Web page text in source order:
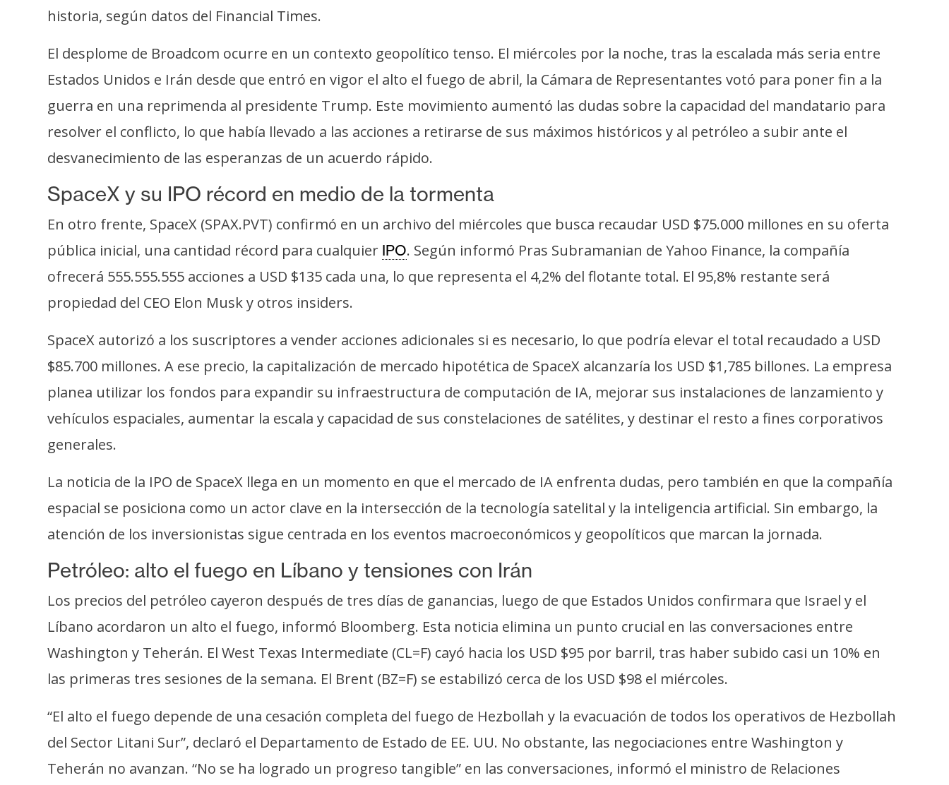
t
y
P
u
b
i
i
a
d
historia, según datos del Financial Times.
El desplome de Broadcom ocurre en un contexto geopolítico tenso. El miércoles por la noche, tras la escalada más seria entre
Estados Unidos e Irán desde que entró en vigor el alto el fuego de abril, la Cámara de Representantes votó para poner fin a la
guerra en una reprimenda al presidente Trump. Este movimiento aumentó las dudas sobre la capacidad del mandatario para
resolver el conflicto, lo que había llevado a las acciones a retirarse de sus máximos históricos y al petróleo a subir ante el
desvanecimiento de las esperanzas de un acuerdo rápido.
SpaceX y su IPO récord en medio de la tormenta
En otro frente, SpaceX (SPAX.PVT) confirmó en un archivo del miércoles que busca recaudar USD $75.000 millones en su oferta
pública inicial, una cantidad récord para cualquier IPO. Según informó Pras Subramanian de Yahoo Finance, la compañía
ofrecerá 555.555.555 acciones a USD $135 cada una, lo que representa el 4,2% del flotante total. El 95,8% restante será
propiedad del CEO Elon Musk y otros insiders.
SpaceX autorizó a los suscriptores a vender acciones adicionales si es necesario, lo que podría elevar el total recaudado a USD
$85.700 millones. A ese precio, la capitalización de mercado hipotética de SpaceX alcanzaría los USD $1,785 billones. La empresa
planea utilizar los fondos para expandir su infraestructura de computación de IA, mejorar sus instalaciones de lanzamiento y
vehículos espaciales, aumentar la escala y capacidad de sus constelaciones de satélites, y destinar el resto a fines corporativos
generales.
La noticia de la IPO de SpaceX llega en un momento en que el mercado de IA enfrenta dudas, pero también en que la compañía
espacial se posiciona como un actor clave en la intersección de la tecnología satelital y la inteligencia artificial. Sin embargo, la
atención de los inversionistas sigue centrada en los eventos macroeconómicos y geopolíticos que marcan la jornada.
Petróleo: alto el fuego en Líbano y tensiones con Irán
Los precios del petróleo cayeron después de tres días de ganancias, luego de que Estados Unidos confirmara que Israel y el
Líbano acordaron un alto el fuego, informó Bloomberg. Esta noticia elimina un punto crucial en las conversaciones entre
Washington y Teherán. El West Texas Intermediate (CL=F) cayó hacia los USD $95 por barril, tras haber subido casi un 10% en
las primeras tres sesiones de la semana. El Brent (BZ=F) se estabilizó cerca de los USD $98 el miércoles.
“El alto el fuego depende de una cesación completa del fuego de Hezbollah y la evacuación de todos los operativos de Hezbollah
del Sector Litani Sur”, declaró el Departamento de Estado de EE. UU. No obstante, las negociaciones entre Washington y
Teherán no avanzan. “No se ha logrado un progreso tangible” en las conversaciones, informó el ministro de Relaciones